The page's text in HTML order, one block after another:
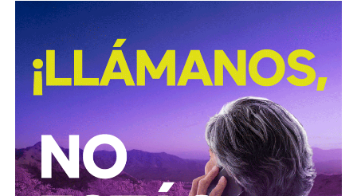
marzo de 2025), con actas de asamblea y registros
públicos, el conglomerado ICA lo controla desde el
rescate financiero de 2016-2018 el financiero
regiomontano David Martínez Guzmán , vía vehículos
de Luxemburgo ligados a su fondo
Fintech Advisory , en
sociedad con
Bernardo Gómez yAlfonso de Angoitia
los dos copresidentes de Grupo Televisa.
La estructura accionaria de ICA Tenedora se ha modificado
con el tiempo: tras la venta a la francesa Vinci, en